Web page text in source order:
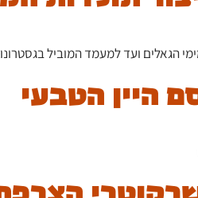
הגאלים ועד למעמד המוביל